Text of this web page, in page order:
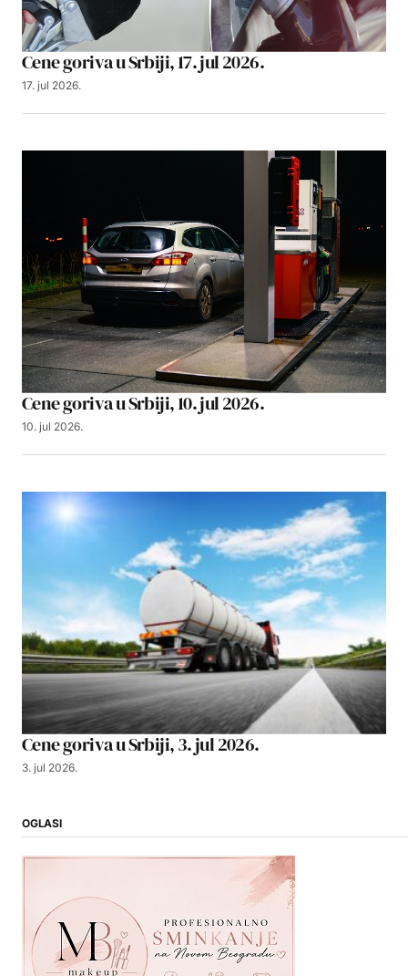
Cene goriva u Srbiji, 17. jul 2026.
17. jul 2026.
Cene goriva u Srbiji, 10. jul 2026.
10. jul 2026.
Cene goriva u Srbiji, 3. jul 2026.
3. jul 2026.
OGLASI